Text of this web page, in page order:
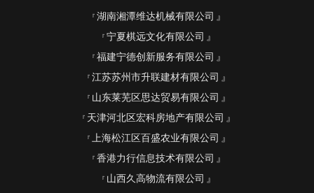
湖南湘潭维达机械有限公司
宁夏棋远文化有限公司
福建宁德创新服务有限公司
江苏苏州市升联建材有限公司
山东莱芜区思达贸易有限公司
天津河北区宏科房地产有限公司
上海松江区百盛农业有限公司
香港力行信息技术有限公司
山西久高物流有限公司